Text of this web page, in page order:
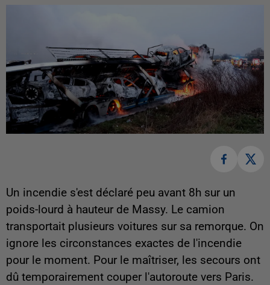
Un incendie s'est déclaré peu avant 8h sur un
poids-lourd à hauteur de Massy. Le camion
transportait plusieurs voitures sur sa remorque. On
ignore les circonstances exactes de l'incendie
pour le moment. Pour le maîtriser, les secours ont
dû temporairement couper l'autoroute vers Paris.